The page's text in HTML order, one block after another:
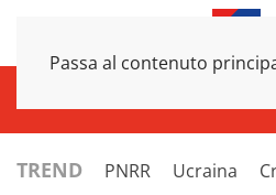
Passa al contenuto
TREND PNRR Ucraina